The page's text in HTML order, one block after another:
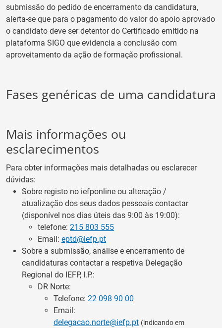
submissão do pedido de encerramento da candidatura,
alerta-se que para o pagamento do valor do apoio aprovado
o candidato deve ser detentor do Certificado emitido na
plataforma SIGO que evidencia a conclusão com
aproveitamento da ação de formação profissional.
Fases genéricas de uma candidatura
Mais informações ou
esclarecimentos
Para obter informações mais detalhadas ou esclarecer
dúvidas:
Sobre registo no iefponline ou alteração /
atualização dos seus dados pessoais contactar
(disponível nos dias úteis das 9:00 às 19:00):
telefone: 215 803 555
Email: eptd@iefp.pt
Sobre a submissão, análise e encerramento de
candidaturas contactar a respetiva Delegação
Regional do IEFP, I.P.:
DR Norte:
Telefone: 22 098 90 00
Email:
delegacao.norte@iefp.pt (indicando em